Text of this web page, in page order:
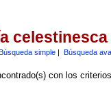
celestinesca
simple| Búsqueda
con los